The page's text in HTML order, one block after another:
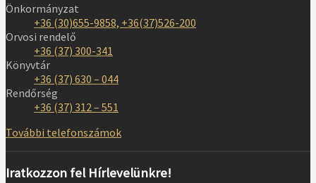
Önkormányzat
+36 (30)655-9858, +36(37)526-200
Orvosi rendelő
+36 (37) 300-341
Könyvtár
+36 (37) 630 – 044
Rendőrség
+36 (37) 312 – 551
További telefonszámok
Iratkozzon fel Hírlevelünkre!